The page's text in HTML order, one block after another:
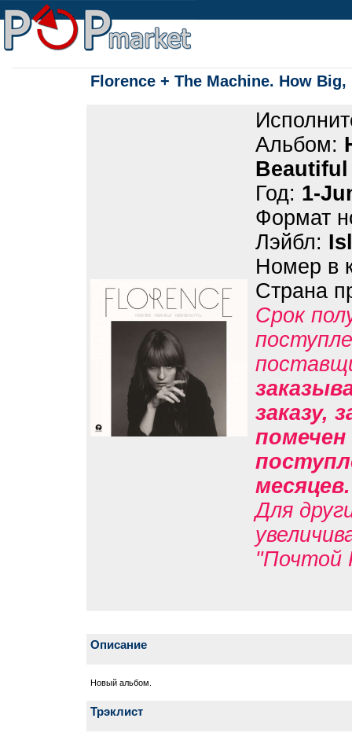
Florence + The Machine. How
Альбом:
Beautiful
Год: 1-
Формат
Лэйбл:
Номер в
Страна
Срок
заказу,
помечен
Для
"Почтой
Описание
Новый альбом.
Трэклист